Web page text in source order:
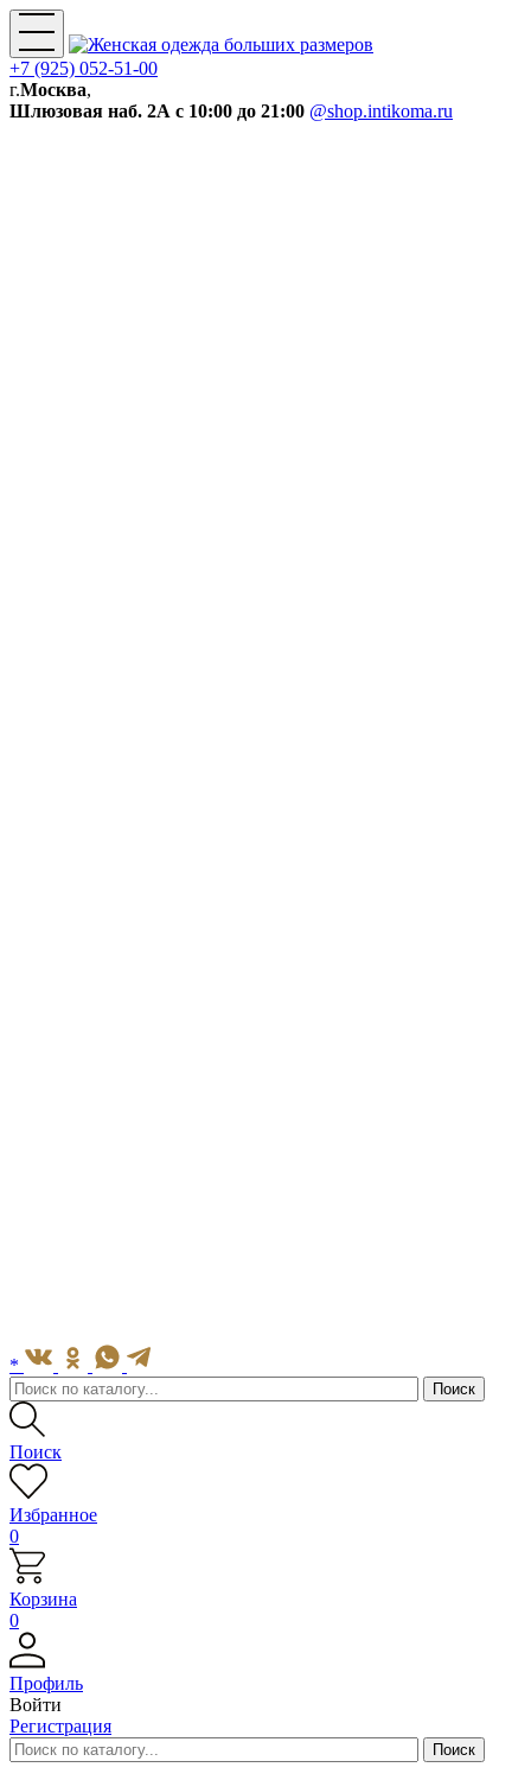
+7 (925) 052-51-00
г.Москва,
Шлюзовая наб. 2А с 10:00 до 21:00 @shop.intikoma.ru
*
Поиск
Избранное
0
Корзина
0
Профиль
Войти
Регистрация